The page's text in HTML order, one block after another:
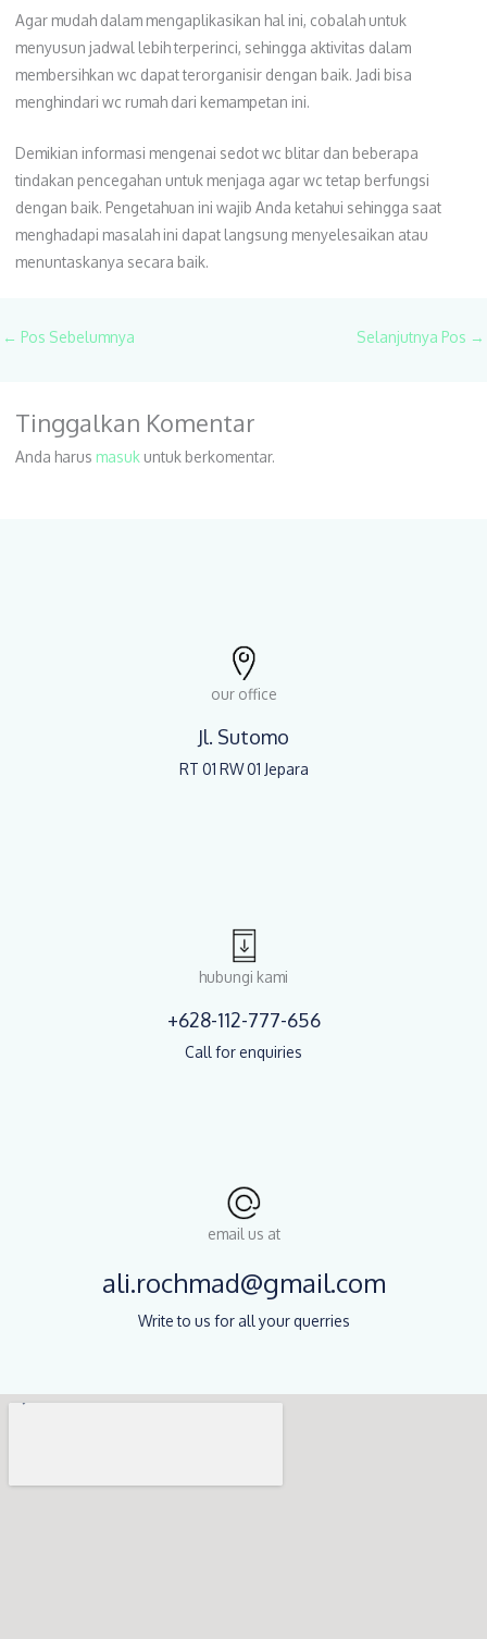
Agar mudah dalam mengaplikasikan hal ini, cobalah untuk
menyusun jadwal lebih terperinci, sehingga aktivitas dalam
membersihkan wc dapat terorganisir dengan baik. Jadi bisa
menghindari wc rumah dari kemampetan ini.
Demikian informasi mengenai sedot wc blitar dan beberapa
tindakan pencegahan untuk menjaga agar wc tetap berfungsi
dengan baik. Pengetahuan ini wajib Anda ketahui sehingga saat
menghadapi masalah ini dapat langsung menyelesaikan atau
menuntaskanya secara baik.
← Pos Sebelumnya Selanjutnya Pos →
Tinggalkan Komentar
Anda harus masukuntuk berkomentar.
our office
Jl. Sutomo
RT 01 RW 01 Jepara
hubungi kami
+628-112-777-656
Call for enquiries
email us at
ali.rochmad@gmail.com
Write to us for all your querries